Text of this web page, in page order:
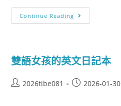
Continue Reading
雙語女孩的英文日記本
2026tibe081 2026-01-30